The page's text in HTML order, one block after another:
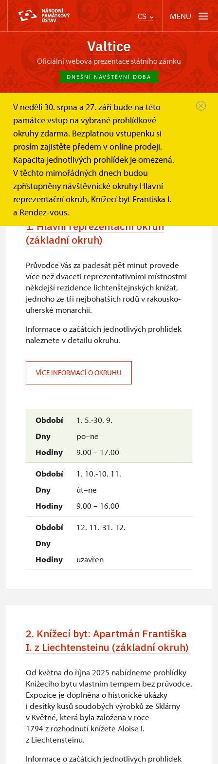
CS MENU
Valtice
oficiální webová prezentace státního zámku
DNEŠNÍ NÁVŠTĚVNÍ DOBA
V neděli 30. srpna a 27. září bude na této
památce vstup na vybrané prohlídkové
okruhy zdarma. Bezplatnou vstupenku si
prosím zajistěte předem v online prodeji.
Kapacita jednotlivých prohlídek je omezená.
V těchto mimořádných dnech budou
zpřístupněny návštěvnické okruhy Hlavní
reprezentační okruh, Knížecí byt Františka I.
a Rendez-vous.
Zámek Valtice
Informace pro návštěvníky
Návštěvní doba
Návštěvní doba
1. Hlavní reprezentační okruh
(základní okruh)
1. 5.-30. 9.
po–ne
9.00 – 17.00
1. 10.-10. 11.
út–ne
9.00 – 16.00
12. 11.-31. 12.
uzavřen
Průvodce Vás za padesát pět minut provede
více než dvaceti reprezentativními místnostmi
někdejší rezidence lichtenštejnských knížat,
jednoho ze tří nejbohatších rodů v rakousko-
uherské monarchii.
Informace o začátcích jednotlivých prohlídek
naleznete v detailu okruhu.
VÍCE INFORMACÍ O OKRUHU
2. Knížecí byt: Apartmán Františka
I. z Liechtensteinu (základní okruh)
Od května do října 2025 nabídneme prohlídky
Knížecího bytu vlastním tempem bez průvodce.
Expozice je doplněna o historické ukázky
i desítky kusů soudobých výrobků ze Sklárny
v Květné, která byla založena v roce
1794 z rozhodnutí knížete Aloise I.
z Liechtensteinu.
Informace o začátcích jednotlivých prohlídek